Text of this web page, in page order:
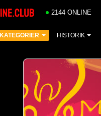
2144 ONLINE
KATEGORIER HISTORIK